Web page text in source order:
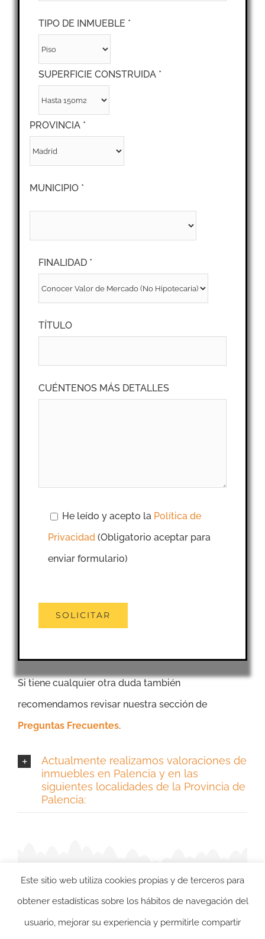
TIPO DE INMUEBLE *
SUPERFICIE CONSTRUIDA *
PROVINCIA *
MUNICIPIO *
FINALIDAD *
TÍTULO
CUÉNTENOS MÁS DETALLES
He leído y acepto la Política de
Privacidad (Obligatorio aceptar para
enviar formulario)
Si tiene cualquier otra duda también
recomendamos revisar nuestra sección de
Preguntas Frecuentes.
Actualmente realizamos valoraciones de
inmuebles en Palencia y en las
siguientes localidades de la Provincia de
Palencia:
Este sitio web utiliza cookies propias y de terceros para
obtener estadísticas sobre los hábitos de navegación del
usuario, mejorar su experiencia y permitirle compartir